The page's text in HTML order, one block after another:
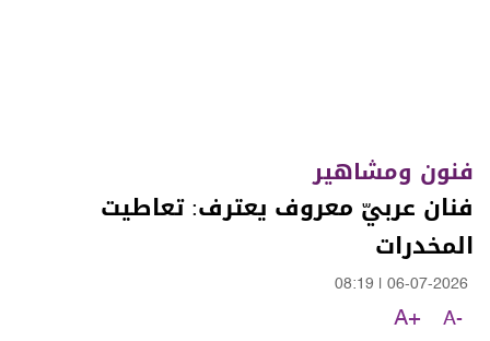
فنون ومشاهير
فنان عربيّ معروف يعترف: تعاطيت
المخدرات
06-07-2026
08:19
A-
A+